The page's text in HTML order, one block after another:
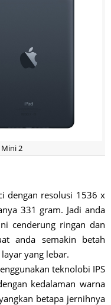
2
dengan resolusi 1536 x
331 gram. Jadi anda
cenderung ringan dan
anda semakin betah
yang lebar.
teknolobi IPS
kedalaman warna
betapa jernihnya